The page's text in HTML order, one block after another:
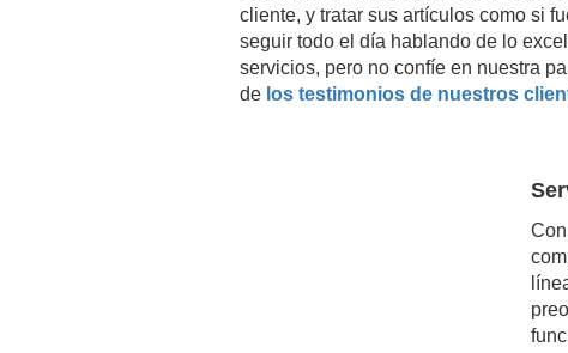
cliente, y tratar sus artículos como si
seguir todo el día hablando de lo
servicios, pero no confíe en nuestra
de los testimonios de nuestros